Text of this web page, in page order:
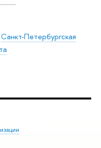
Санкт-Петербургская